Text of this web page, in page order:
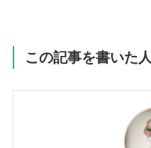
この記事を書いた人